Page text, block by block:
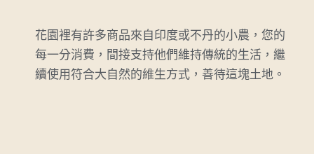
花園裡有許多商品來自印度或不丹的小農，您的
每一分消費，間接支持他們維持傳統的生活，繼
續使用符合大自然的維生方式，善待這塊土地。